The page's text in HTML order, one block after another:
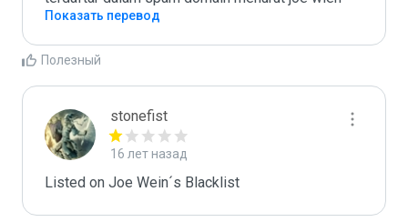
Показать перевод
Полезный
stonefist
16 лет назад
Listed on Joe Wein´s Blacklist